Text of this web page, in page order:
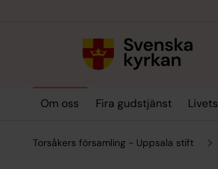
Om oss Fira gudstjänst
Torsåkers församling - Uppsala stift